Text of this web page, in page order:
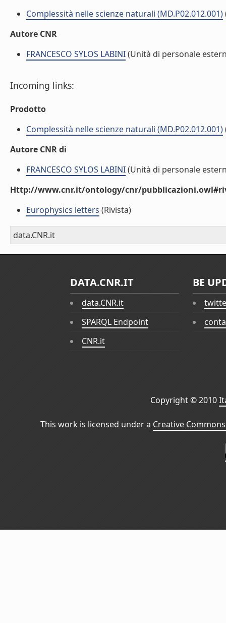
Complessità nelle scienze naturali (MD.P02.012.001)
Autore CNR
FRANCESCO SYLOS LABINI(Unità di personale
Incoming links:
Prodotto
Complessità nelle scienze naturali (MD.P02.012.001)
Autore CNR di
FRANCESCO SYLOS LABINI(Unità di personale
Http://www.cnr.it/ontology/cnr/
Europhysics letters (Rivista)
data.CNR.it
DATA.CNR.IT
data.CNR.it
SPARQL Endpoint
CNR.it
BE
Copyright © 2010
This work is licensed under a Creative